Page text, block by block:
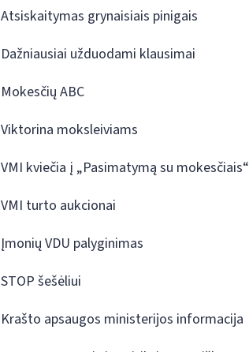
Atsiskaitymas grynaisiais pinigais
Dažniausiai užduodami klausimai
Mokesčių ABC
Viktorina moksleiviams
VMI kviečia į „Pasimatymą su mokesčiais“
VMI turto aukcionai
Įmonių VDU palyginimas
STOP šešėliui
Krašto apsaugos ministerijos informacija